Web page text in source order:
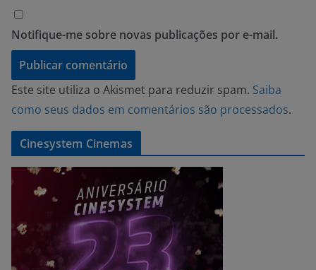
Notifique-me sobre novas publicações por e-mail.
Este site utiliza o Akismet para reduzir spam. Saiba
como seus dados em comentários são processados.
Cinesystem Cinemas